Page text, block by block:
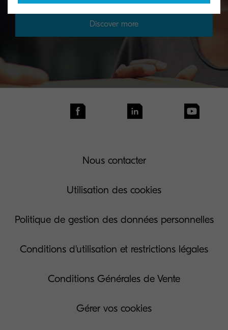
Discover more
Nous contacter
Utilisation des cookies
Politique de gestion des données personnelles
Conditions d'utilisation et restrictions légales
Conditions Générales de Vente
Gérer vos cookies